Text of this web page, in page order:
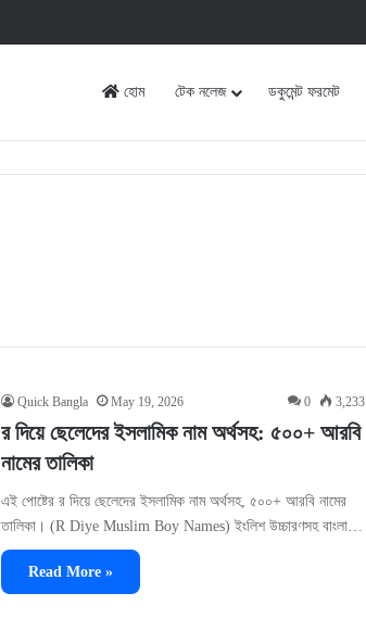
হোম টেক নলেজ ডকুমেন্ট ফরমেট
Quick Bangla May 19, 2026 0 3,233
র দিয়ে ছেলেদের ইসলামিক নাম অর্থসহ: ৫০০+ আরবি
নামের তালিকা
এই পোষ্টের র দিয়ে ছেলেদের ইসলামিক নাম অর্থসহ, ৫০০+ আরবি নামের
তালিকা। (R Diye Muslim Boy Names) ইংলিশ উচ্চারণসহ বাংলা…
Read More »